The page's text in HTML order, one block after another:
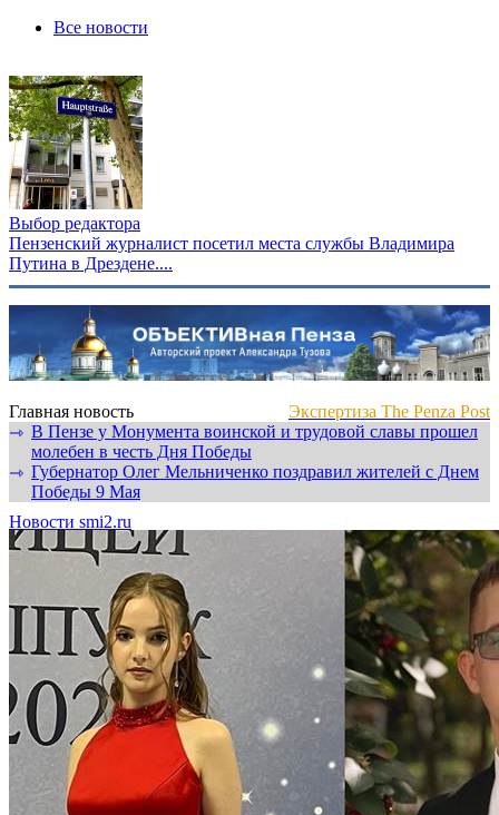
Все новости
Выбор редактора
Пензенский журналист посетил места службы Владимира
Путина в Дрездене....
Главная новость
Экспертиза The Penza Post
⇾ В Пензе у Монумента воинской и трудовой славы прошел
молебен в честь Дня Победы
⇾ Губернатор Олег Мельниченко поздравил жителей с Днем
Победы 9 Мая
Новости smi2.ru